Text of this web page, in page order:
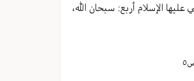
الإسلام أربع: سبحان الله،